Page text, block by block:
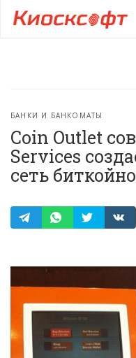
БАНКИ И БАНКОМАТЫ
Coin Outlet
Services
сеть